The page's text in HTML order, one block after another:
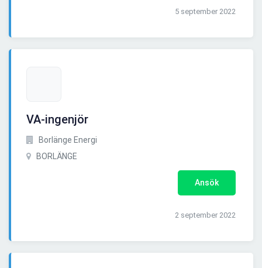
5 september 2022
VA-ingenjör
Borlänge Energi
BORLÄNGE
Ansök
2 september 2022